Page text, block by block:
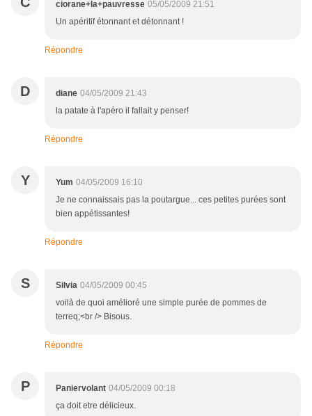
ciorane+la+pauvresse 05/05/2009 21:51
Un apéritif étonnant et détonnant !
Répondre
D diane 04/05/2009 21:43
la patate à l'apéro il fallait y penser!
Répondre
Y Yum 04/05/2009 16:10
Je ne connaissais pas la poutargue... ces petites purées sont
bien appétissantes!
Répondre
S Silvia 04/05/2009 00:45
voilà de quoi amélioré une simple purée de pommes de
terreq;<br /> Bisous.
Répondre
P Paniervolant 04/05/2009 00:18
ça doit etre délicieux.